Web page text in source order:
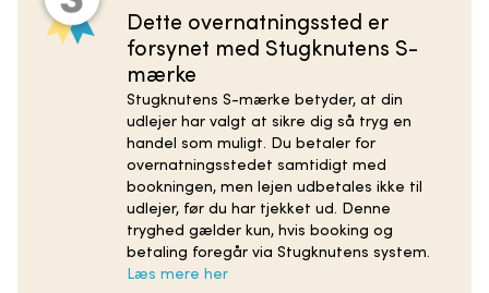
Dette overnatningssted er
forsynet med Stugknutens S-
mærke
Stugknutens S-mærke betyder, at din
udlejer har valgt at sikre dig så tryg en
handel som muligt. Du betaler for
overnatningsstedet samtidigt med
bookningen, men lejen udbetales ikke til
udlejer, før du har tjekket ud. Denne
tryghed gælder kun, hvis booking og
betaling foregår via Stugknutens system.
Læs mere her